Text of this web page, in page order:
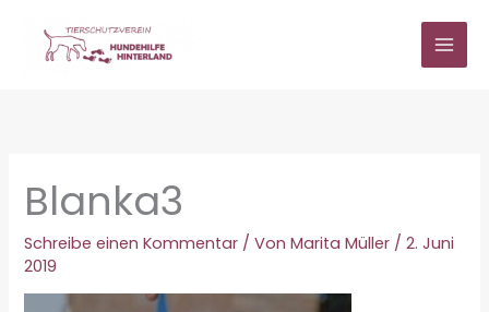
springen
Blanka3
Schreibe einen Kommentar / VonMarita Müller /2. Juni
2019